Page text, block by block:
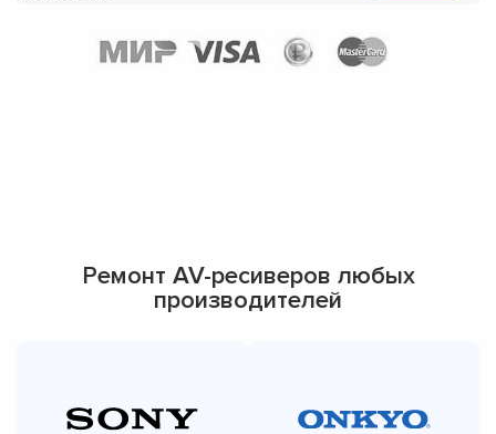
Ремонт AV-ресиверов любых
производителей